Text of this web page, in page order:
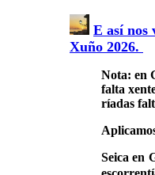
E así nos
Xuño 2026.
Nota: en
falta
ríadas
Seica en